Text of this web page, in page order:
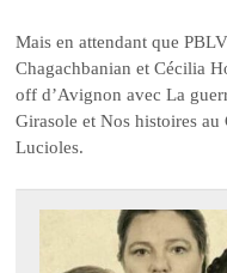
Mais en attendant que
Chagachbanian et Cécilia
off d’Avignon avec La
Girasole et Nos histoires au
Lucioles.